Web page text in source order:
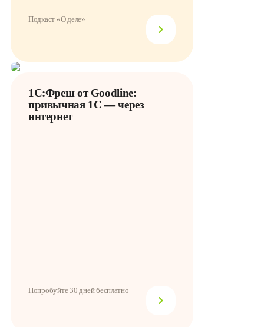
Подкаст «О деле»
1С:Фреш от Goodline:
привычная 1С — через
интернет
Попробуйте 30 дней бесплатно